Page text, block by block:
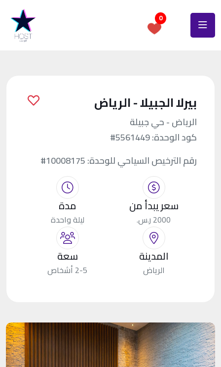
0
بيرلا الجبيلا - الرياض
الرياض - حي جبيلة
كود الوحدة:#5561449
رقم الترخيص السياحي للوحدة:#10008175
سعر يبدأ من
2000 ر.س.
مدة
ليلة واحدة
المدينة
الرياض
سعة
2-5 أشخاص